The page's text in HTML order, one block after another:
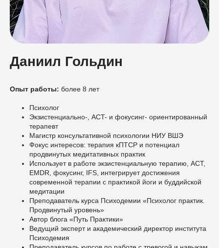
Даниил Гольдин
Опыт работы: более 8 лет
Психолог
Экзистенциально-, ACT- и фокусинг- ориентированный
терапевт
Магистр консультативной психологии НИУ ВШЭ
Фокус интересов: терапия кПТСР и потенциал
продвинутых медитативных практик
Использует в работе экзистенциальную терапию, ACT,
EMDR, фокусинг, IFS, интегрирует достижения
современной терапии с практикой йоги и буддийской
медитации
Преподаватель курса Психодемии «Психолог практик.
Продвинутый уровень»
Автор блога «Путь Практики»
Ведущий эксперт и академический директор института
Психодемия